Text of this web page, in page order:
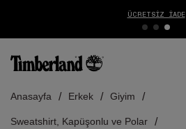
ÜCRETSIZ İADE
Anasayfa Erkek Giyim
Sweatshirt, Kapüşonlu ve Polar